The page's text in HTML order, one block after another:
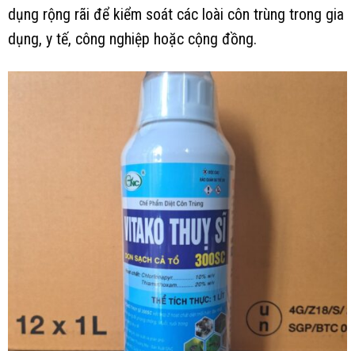
dụng rộng rãi để kiểm soát các loài côn trùng trong gia
dụng, y tế, công nghiệp hoặc cộng đồng.